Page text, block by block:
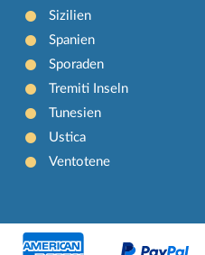
Sizilien
Spanien
Sporaden
Tremiti Inseln
Tunesien
Ustica
Ventotene